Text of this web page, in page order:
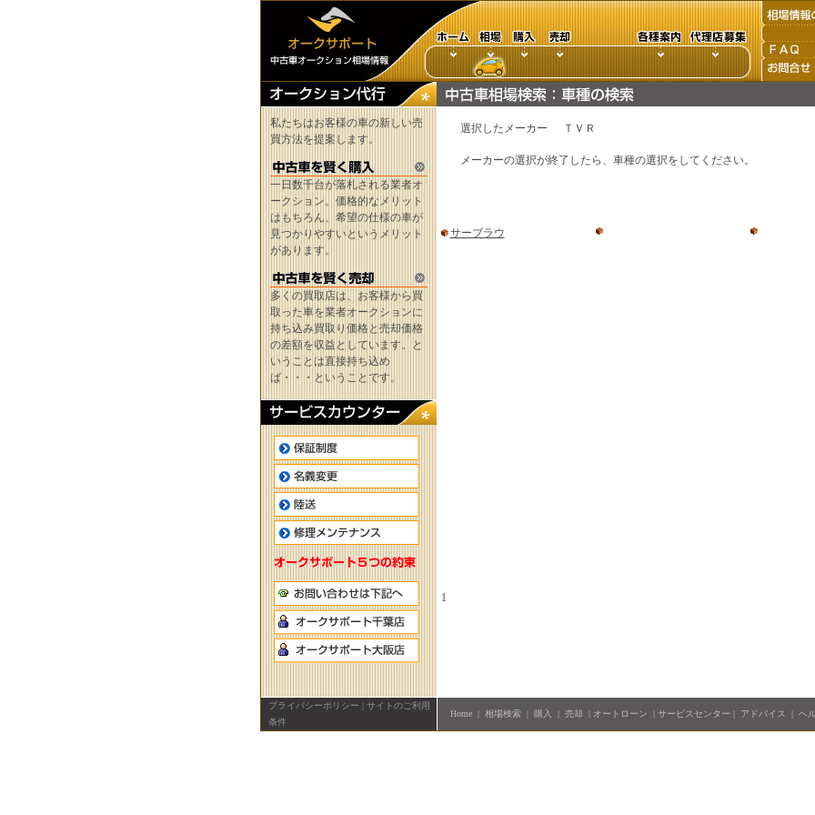
私たちはお客様の車の新しい売
買方法を提案します。
一日数千台が落札される業者オ
ークション。価格的なメリット
はもちろん、希望の仕様の車が
見つかりやすいというメリット
があります。
多くの買取店は、お客様から買
取った車を業者オークションに
持ち込み買取り価格と売却価格
の差額を収益としています。と
いうことは直接持ち込め
ば・・・ということです。
選択したメーカー ＴＶＲ
メーカーの選択が終了したら、車種の選択をしてください。
サーブラウ
1
プライバシーポリシー | サイトのご利用
条件
Home| 相場検索| 購入 | 売却 | オートローン | サービスセンター | アドバイス | ヘ